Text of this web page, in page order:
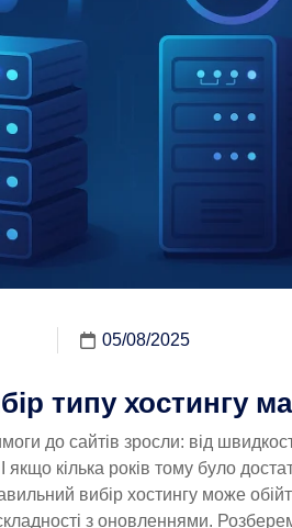
05/08/2025
типу хостингу
до сайтів зросли: від
якщо кілька років тому було
вибір хостингу може
з оновленнями.